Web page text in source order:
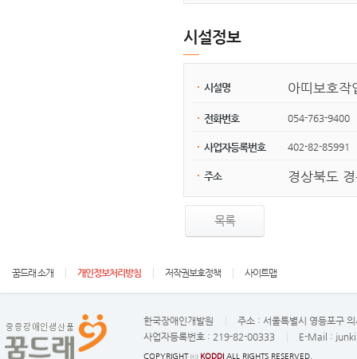
시설정보
시설명 아띠보호작
전화번호 054-763-9400
사업자등록번호 402-82-85991
주소 경상북도
목록
꿈드래 소개 개인정보처리방침 저작권보호정책 사이트맵
한국장애인개발원 주소 : 서울특별시 영등포구
사업자등록번호 : 219-82-00333 E-Mail :
COPYRIGHT ⓒ KODDI ALL RIGHTS RESERVED.